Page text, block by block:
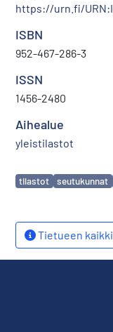
https://urn.fi/
ISBN
952-467-286-3
ISSN
1456-2480
Aihealue
yleistilastot
Avainsanat
tilastot seutukunnat
Tietueen